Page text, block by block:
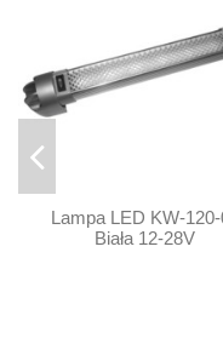
Lampa LED KW-
Biała 12-28V